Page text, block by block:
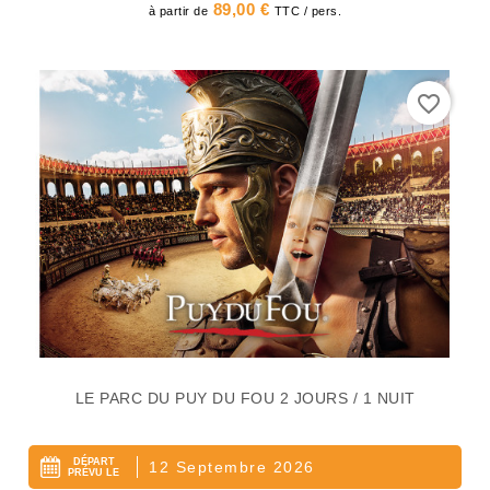
LE PARC DU PUY DU FOU 2 JOURS / 1 NUIT
DÉPART
PRÉVU LE
12 Septembre 2026
favorite_border
Prix
à partir de 89,00 € TTC / pers.